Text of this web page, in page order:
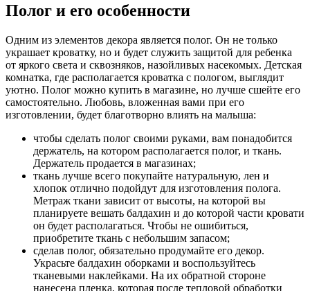
Полог и его особенности
Одним из элементов декора является полог. Он не только
украшает кроватку, но и будет служить защитой для ребенка
от яркого света и сквозняков, назойливых насекомых. Детская
комнатка, где располагается кроватка с пологом, выглядит
уютно. Полог можно купить в магазине, но лучше сшейте его
самостоятельно. Любовь, вложенная вами при его
изготовлении, будет благотворно влиять на малыша:
чтобы сделать полог своими руками, вам понадобится
держатель, на котором располагается полог, и ткань.
Держатель продается в магазинах;
ткань лучше всего покупайте натуральную, лен и
хлопок отлично подойдут для изготовления полога.
Метраж ткани зависит от высоты, на которой вы
планируете вешать балдахин и до которой части кровати
он будет располагаться. Чтобы не ошибиться,
приобретите ткань с небольшим запасом;
сделав полог, обязательно продумайте его декор.
Украсьте балдахин оборками и воспользуйтесь
тканевыми наклейками. На их обратной стороне
нанесена пленка, которая после тепловой обработки